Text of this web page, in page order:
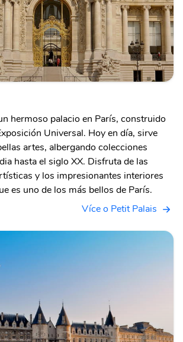
hermoso palacio en París, construido
Universal. Hoy en día, sirve
artes, albergando colecciones
hasta el siglo XX. Disfruta de las
y los impresionantes interiores
es uno de los más bellos de París.
Více o Petit Palais